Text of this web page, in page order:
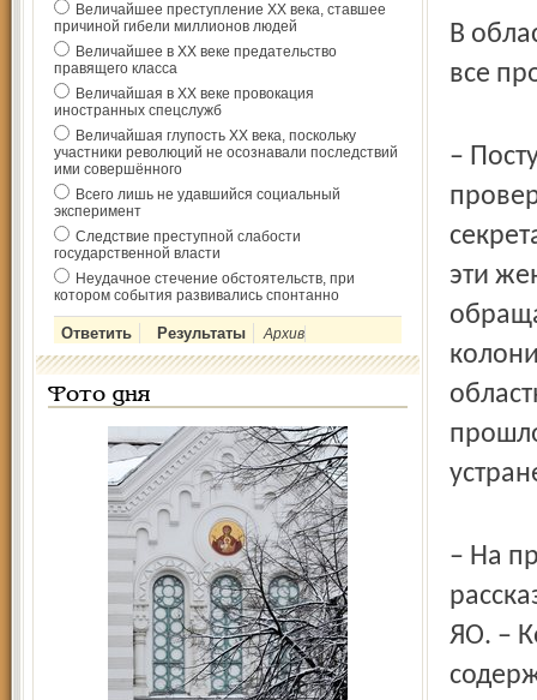
Величайшее преступление ХХ века, ставшее
причиной гибели миллионов людей
Величайшее в ХХ веке предательство
правящего класса
Величайшая в ХХ веке провокация
иностранных спецслужб
Величайшая глупость ХХ века, поскольку
участники революций не осознавали последствий
ими совершённого
Всего лишь не удавшийся социальный
эксперимент
Следствие преступной слабости
государственной власти
Неудачное стечение обстоятельств, при
котором события развивались спонтанно
Архив
Фото дня
В
все
–
эти
– На
ЯО. –